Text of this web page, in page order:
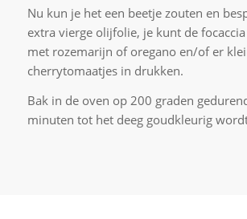
Nu kun je het een beetje zouten en
extra vierge olijfolie, je kunt de
met rozemarijn of oregano en/of er
cherrytomaatjes in drukken.
Bak in de oven op 200 graden
minuten tot het deeg goudkleurig